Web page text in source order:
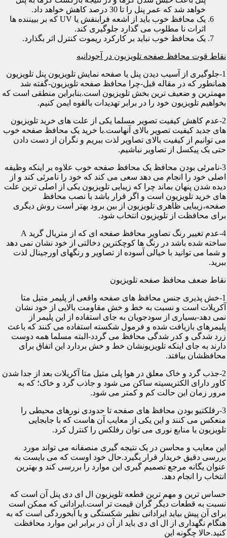
خواهد شد که عمر پنل را تا 30 درصد کاهش خواهد داد.
یک محافظ خوب باید از اشعه فرابنفش یا UV که بر بییننده ها
اثرات نا مطلوب می گذارد جلوگیری کند.
یک محافظ خوب نباید بر کارکرد ریموت کنترل اثر بگذارد.
نقاط قوت محافظ صفحه تلویزیون در آجودانیه
1-جلوگیری از آسیب دیدن پنل یا صفحه نمایش تلویزیون پنل تلویزیون
همانطور که در مقاله قبل-چرا محافظ صفحه تلویزیون-گفته شد
مهمترین و ضعیف ترین بخش تلویزیون است.بنابراین منطقی است که
بخواهیم تلویزیون خود را در برابر تهدیدات بالقوه ایمن کنیم.
2-عدم کاهش کیفیت تصویر مسلما یکی از علت های خرید تلویزیون
های جدید کیفیت تصویر بالای آنهاست.با خرید یک محافظ صفحه خوب
می توانیم از کیفیت بالای تصاویر لذت ببریم و نگران از دست دادن
حتی یک پیکسل از تصاویر نباشیم.
3-نامرئی بودن محافظ یک محافظ صفحه خوب علاوه بر اینکه وظیفه
اصلی خود را انجام می دهد سعی می کند که خود را نامرئی کند و از
دیده شدن پنهان بماند چرا که زیبایی تلویزیون یکی از اصلی ترین علت
های خرید تلویزیون است و اگر قرار باشد با نصب محافظ
صفحه،زیبایی ظاهری تلویزیون از بین برود بهتر است روش دیگری
برای محافظت از تلویزیون انتخاب شود.
4-عدم تغییر رنگ تصاویر محافظ صفحه ای که از متریال گرید A
ساخته شده باشد در رنگ ها کوچکترین دخالتی از خود نشان نمی دهد
و شما می توانید با خیالی آسوده از تصاویر و رنگهای اورجینال لذت
ببرید.
نقاط ضعف محافظ صفحه تلویزیون
1-خش پذیری جنس محافظ های صفحه واقعی از پلیمر متیل متا
آکریلات است و نسبت به خط و خش مقاومت بالایی از خود نشان
نمی دهد-بسیاری از سودجویان به جای استفاده از این پلیمر از
پلیمرهای بازیافت شده و فرمول شکسته استفاده می کنند که باعث
زرد شدگی و کدر شدگی محافظ می گردد-البته مسلما همه دوست
دارند به جای اینکه تلویزیونشان خط و خش بردارد این اتفاق برای
محافظشان بیافتد.
2-جذب گرد و خاک معلق در هوا پلی متیل متا آکریلات بعد از جدا شدن
کاور دارای الکتریسیته ساکن می شود و جاذب گرد و خاک؛ که به
مرور زمان این حالت کم و کمتر می شود.
3-رفلکتیو بودن محافظ های صفحه تا حدودی نورهای محیطی را
منعکس می کنند و این یکی از معایب آن هاست که با جابجایی
تلویزیون یا منابع نوری می توان رفلکس را کنترل کرد.
این معایب و محاسن در یک نتیجه گیری منصفانه می تواند مورد
بررسی دقیق خریدار قرار بگیرد.حال خود اوست که می بایست به
عنوان یگانه مرجع تصمیم گیری این موارد را بررسی کند و بهترین
انتخاب را انجام دهد.
حساس ترین و مهم ترین قطعه تلویزیون ال ای دی پنل آن است که
نسبت به قطعات دیگر گران قیمت تر است.ایراداتی که ممکن است
برای آن پیش بیاید ایراداتی نظیر شکستگی و یا آبخوردگی است که به
هنگام نگهداری از ال ای دی باید از آن در برابر این موارد محافظت
کنید.حالا چگونه این